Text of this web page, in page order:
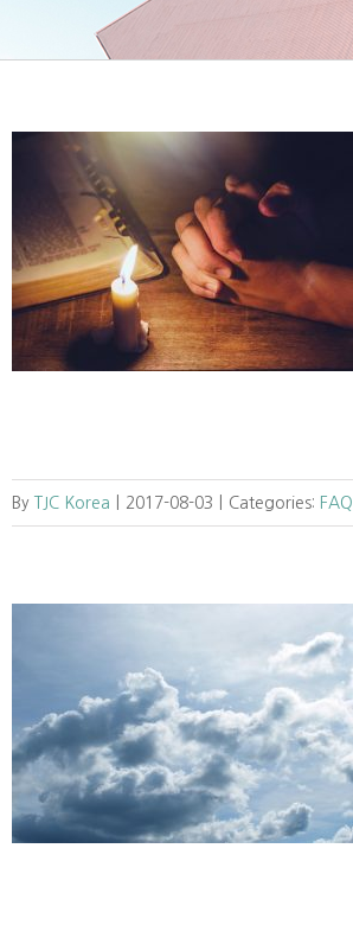
By TJC Korea 2017-08-03 Categories: FAQ